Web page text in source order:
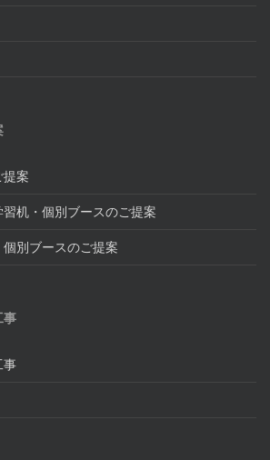
案
机・個別ブースのご提案
別ブースのご提案
事
事